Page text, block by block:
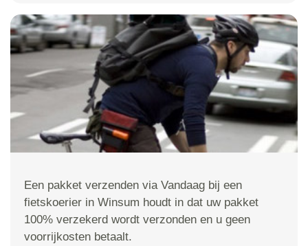
Een pakket verzenden via Vandaag bij een
fietskoerier in Winsum houdt in dat uw pakket
100% verzekerd wordt verzonden en u geen
voorrijkosten betaalt.